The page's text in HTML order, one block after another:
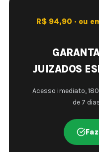
R$ 94,90 · ou
JUIZADOS
Acesso imediato,
de 7